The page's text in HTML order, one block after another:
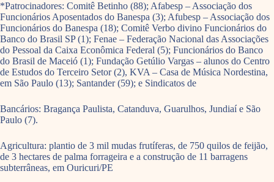
*Patrocinadores: Comitê Betinho (88); Afabesp – Associação dos
Funcionários Aposentados do Banespa (3); Afubesp – Associação dos
Funcionários do Banespa (18); Comitê Verbo divino Funcionários do
Banco do Brasil SP (1); Fenae – Federação Nacional das Associações
do Pessoal da Caixa Econômica Federal (5); Funcionários do Banco
do Brasil de Maceió (1); Fundação Getúlio Vargas – alunos do Centro
de Estudos do Terceiro Setor (2), KVA – Casa de Música Nordestina,
em São Paulo (13); Santander (59); e Sindicatos de
Bancários: Bragança Paulista, Catanduva, Guarulhos, Jundiaí e São
Paulo (7).
Agricultura: plantio de 3 mil mudas frutíferas, de 750 quilos de feijão,
de 3 hectares de palma forrageira e a construção de 11 barragens
subterrâneas, em Ouricuri/PE